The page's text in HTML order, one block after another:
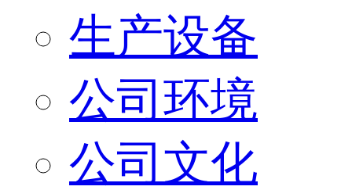
生产设备
公司环境
公司文化